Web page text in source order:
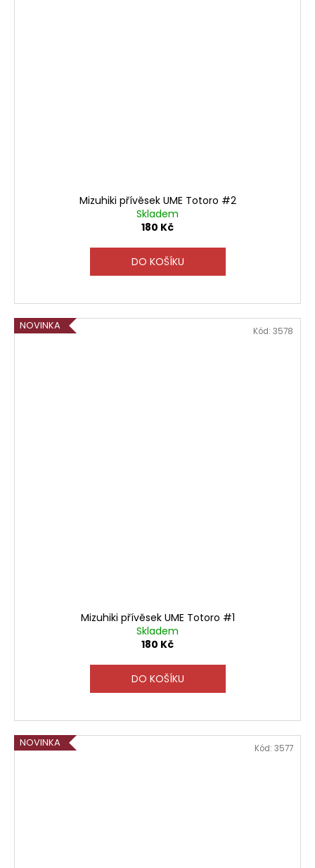
Mizuhiki přívěsek UME Totoro #2
Skladem
180 Kč
DO KOŠÍKU
NOVINKA
Mizuhiki přívěsek UME Totoro #1
Skladem
180 Kč
DO KOŠÍKU
Kód: 3578
NOVINKA Kód: 3577